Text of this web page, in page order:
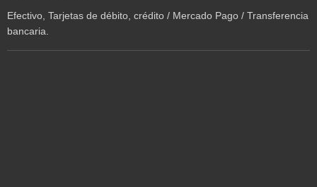
Efectivo, Tarjetas de débito, crédito / Mercado Pago / Transferencia
bancaria.